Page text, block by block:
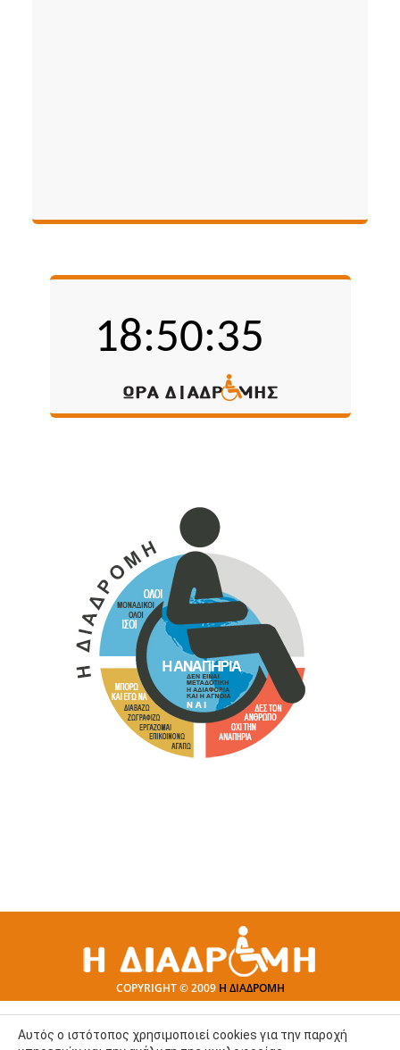
COPYRIGHT © 2009 Η ΔΙΑΔΡΟΜΗ
Αυτός ο ιστότοπος χρησιμοποιεί cookies για την παροχή